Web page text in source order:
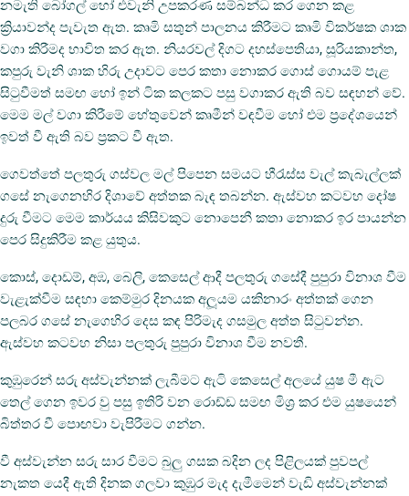
නමැති බෝගල් හෝ එවැනි උපකරණ සම්බන්ධ කර ගෙන කළ
ක්‍රියාවන්ද පැවැත ඇත. කෘමි සතුන් පාලනය කිරීමට කෘමි විකර්ෂක ශාක
වගා කිරීමද භාවිත කර ඇත. නියරවල් දිගට දහස්පෙතියා, සූරියකාන්ත,
කපුරු වැනි ශාක හිරු උදාවට පෙර කතා නොකර ගොස් ගොයම් පැළ
සිටුවීමත් සමඟ හෝ ඉන් ටික කලකට පසු වගාකර ඇති බව සඳහන් වේ.
මෙම මල් වගා කිරීමේ හේතුවෙන් කෘමීන් වඳවීම හෝ එම ප්‍රදේශයෙන්
ඉවත් වී ඇති බව ප්‍රකට වී ඇත.
ගෙවත්තේ පලතුරු ගස්වල මල් පිපෙන සමයට හීරැස්ස වැල් කැබැල්ලක්
ගසේ නැගෙනහිර දිශාවේ අත්තක බැඳ තබන්න. ඇස්වහ කටවහ දෝෂ
දුරු වීමට මෙම කාර්යය කිසිවකුට නොපෙනී කතා නොකර ඉර පායන්න
පෙර සිදුකිරීම කළ යුතුය.
කොස්, දොඩම්, අඹ, බෙලි, කෙසෙල් ආදී පලතුරු ගසේදී පුපුරා විනාශ වීම
වැළැක්වීම සඳහා කෙම්මුර දිනයක අලූයම යකිනාරං අත්තක් ගෙන
පලබර ගසේ නැගෙහිර දෙස කඳ පිරිමැද ගසමුල අත්ත සිටුවන්න.
ඇස්වහ කටවහ නිසා පලතුරු පුපුරා විනාශ වීම නවතී.
කුඹු‍රෙන් සරු අස්වැන්නක් ලැබීමට ඇටි කෙසෙල් අලයේ යුෂ මී ඇට
තෙල් ගෙන ඉවර වු පසු ඉතිරි වන රොඩ්ඩ සමඟ මිශ්‍ර කර එම යුෂයෙන්
බිත්තර වී පොඟවා වැපිරීමට ගන්න.
වී අස්වැන්න සරු සාර වීමට බුලු ගසක බදින ලද පිළිලයක් පුවපල්
නැකත යෙදී ඇති දිනක ගලවා කුඹුර මැද දැමීමෙන් වැඩි අස්වැන්නක්